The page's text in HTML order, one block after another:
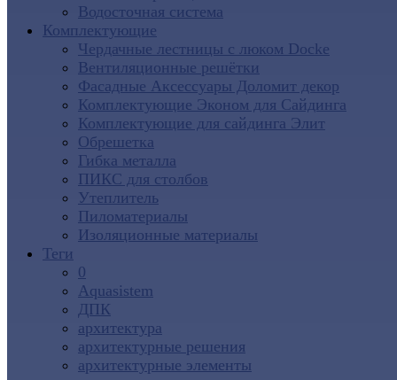
Водосточная система
Комплектующие
Чердачные лестницы с люком Docke
Вентиляционные решётки
Фасадные Аксессуары Доломит декор
Комплектующие Эконом для Сайдинга
Комплектующие для cайдинга Элит
Обрешетка
Гибка металла
ПИКС для столбов
Утеплитель
Пиломатериалы
Изоляционные материалы
Теги
0
Aquasistem
ДПК
архитектура
архитектурные решения
архитектурные элементы